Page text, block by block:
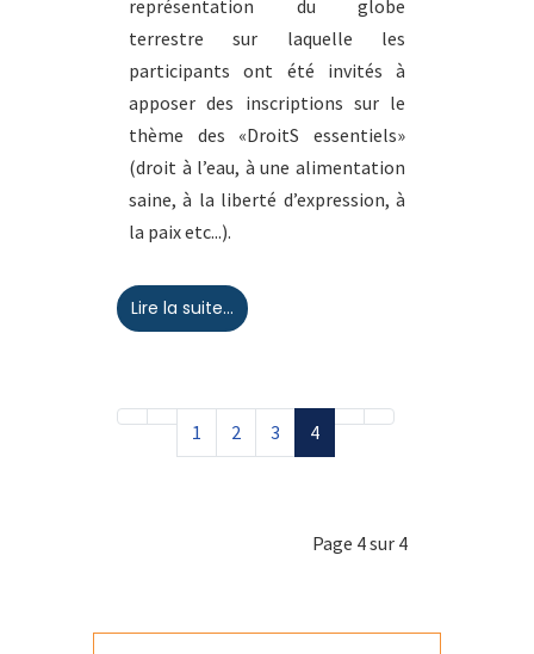
représentation du globe
terrestre sur laquelle les
participants ont été invités à
apposer des inscriptions sur le
thème des «DroitS essentiels»
(droit à l’eau, à une alimentation
saine, à la liberté d’expression, à
la paix etc...).
Lire la suite...
Page 4 sur 4
1 2 3 4